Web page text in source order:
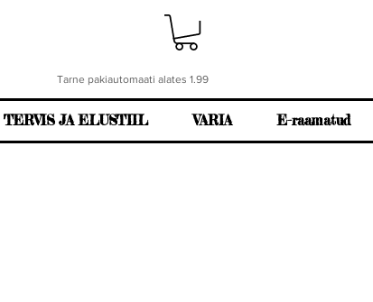
Tarne pakiautomaati alates 1.99
TERVIS JA ELUSTIIL VARIA E-raamatud